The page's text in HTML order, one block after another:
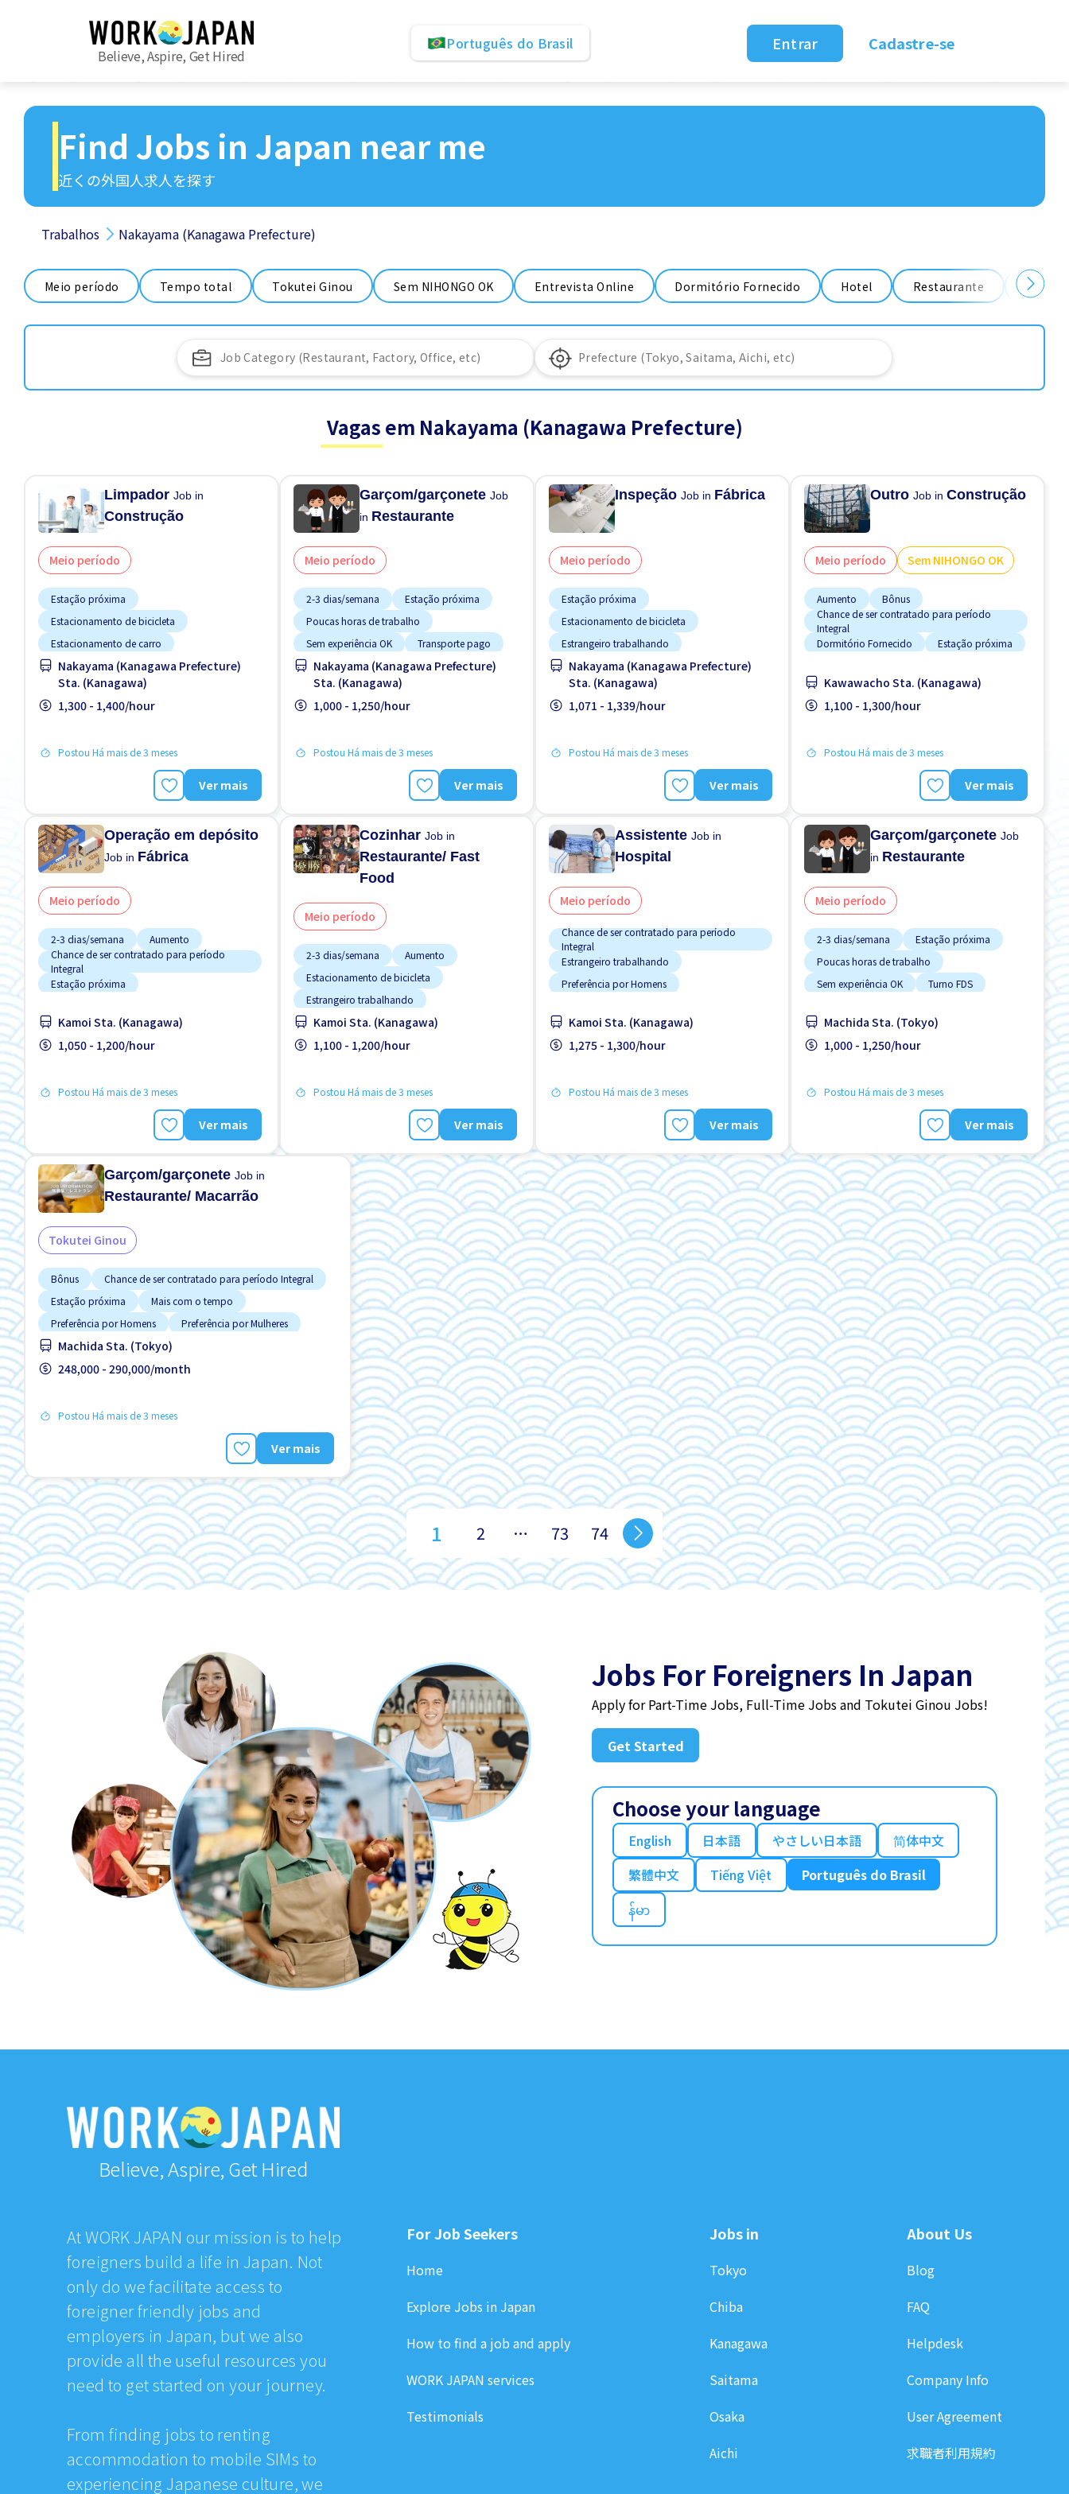
Believe, Aspire, Get Hired
Português do Brasil Entrar Cadastre-se
Find Jobs in Japan near me
近くの外国人求人を探す
Trabalhos Nakayama (Kanagawa Prefecture)
Meio período Tempo total Tokutei Ginou Sem NIHONGO OK Entrevista Online Dormitório Fornecido Hotel Restaurante Fábrica
Vagas em Nakayama (Kanagawa Prefecture)
LimpadorJob in
Construção
Meio período
Estação próxima
Estacionamento de bicicleta
Estacionamento de carro
Estrangeiro trabalhando
FDS & FER desligado
Manual de Treinamento para Estrangeiros
Preferência por Homens
Preferência por Mulheres
Nakayama (Kanagawa Prefecture)
Sta. (Kanagawa)
1,300 - 1,400/hour
Postou Há mais de 3 meses
Ver mais
Garçom/garçoneteJob
in Restaurante
Meio período
2-3 dias/semana
Estação próxima
Poucas horas de trabalho
Sem experiência OK
Transporte pago
Nakayama (Kanagawa Prefecture)
Sta. (Kanagawa)
1,000 - 1,250/hour
Postou Há mais de 3 meses
Ver mais
InspeçãoJob in Fábrica
Meio período
Estação próxima
Estacionamento de bicicleta
Estrangeiro trabalhando
Menos com o tempo
Preferência por Mulheres
Sem experiência OK
Nakayama (Kanagawa Prefecture)
Sta. (Kanagawa)
1,071 - 1,339/hour
Postou Há mais de 3 meses
Ver mais
OutroJob inConstrução
Meio período Sem NIHONGO OK
Aumento
Bônus
Chance de ser contratado para período
Integral
Dormitório Fornecido
Estação próxima
Estacionamento de carro
Estrangeiro trabalhando
Kawawacho Sta. (Kanagawa)
1,100 - 1,300/hour
Postou Há mais de 3 meses
Ver mais
Operação em depósito
Job in Fábrica
Meio período
2-3 dias/semana
Aumento
Chance de ser contratado para período
Integral
Estação próxima
Estrangeiro trabalhando
Menos com o tempo
Kamoi Sta. (Kanagawa)
1,050 - 1,200/hour
Postou Há mais de 3 meses
Ver mais
CozinharJob in
Restaurante/ Fast
Food
Meio período
2-3 dias/semana
Aumento
Estacionamento de bicicleta
Estrangeiro trabalhando
Preferência por Homens
Preferência por Mulheres
Refeições Fornecidas
Kamoi Sta. (Kanagawa)
1,100 - 1,200/hour
Postou Há mais de 3 meses
Ver mais
AssistenteJob in
Hospital
Meio período
Chance de ser contratado para período
Integral
Estrangeiro trabalhando
Preferência por Homens
Sem experiência OK
Turno FDS
Kamoi Sta. (Kanagawa)
1,275 - 1,300/hour
Postou Há mais de 3 meses
Ver mais
Garçom/garçoneteJob
in Restaurante
Meio período
2-3 dias/semana
Estação próxima
Poucas horas de trabalho
Sem experiência OK
Turno FDS
Machida Sta. (Tokyo)
1,000 - 1,250/hour
Postou Há mais de 3 meses
Ver mais
Garçom/garçoneteJob in
Restaurante/ Macarrão
Tokutei Ginou
Bônus
Chance de ser contratado para período Integral
Estação próxima
Mais com o tempo
Preferência por Homens
Preferência por Mulheres
Sem experiência OK
Transporte pago
Machida Sta. (Tokyo)
248,000 - 290,000/month
Postou Há mais de 3 meses
Ver mais
1 2 … 73 74
Jobs For Foreigners In Japan
Apply for Part-Time Jobs, Full-Time Jobs and Tokutei Ginou Jobs!
Get Started
Choose your language
English 日本語 やさしい日本語
简体中文
繁體中文
Tiếng Việt
Português do Brasil
န်မာ
Believe, Aspire, Get Hired
At WORK JAPAN our mission is to help
foreigners build a life in Japan. Not
only do we facilitate access to
foreigner friendly jobs and
employers in Japan, but we also
provide all the useful resources you
need to get started on your journey.
From finding jobs to renting
accommodation to mobile SIMs to
experiencing Japanese culture, we
For Job Seekers
Home
Explore Jobs in Japan
How to find a job and apply
WORK JAPAN services
Testimonials
Jobs in
Tokyo
Chiba
Kanagawa
Saitama
Osaka
Aichi
About Us
Blog
FAQ
Helpdesk
Company Info
User Agreement
求職者利用規約